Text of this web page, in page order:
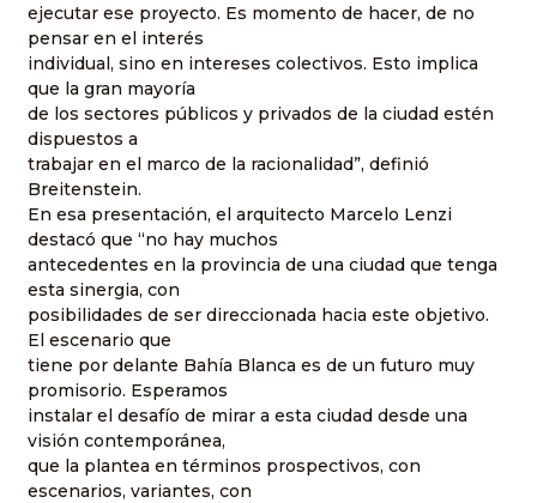
ejecutar ese proyecto. Es momento de hacer, de no
pensar en el interés
individual, sino en intereses colectivos. Esto implica
que la gran mayoría
de los sectores públicos y privados de la ciudad estén
dispuestos a
trabajar en el marco de la racionalidad”, definió
Breitenstein.
En esa presentación, el arquitecto Marcelo Lenzi
destacó que “no hay muchos
antecedentes en la provincia de una ciudad que tenga
esta sinergia, con
posibilidades de ser direccionada hacia este objetivo.
El escenario que
tiene por delante Bahía Blanca es de un futuro muy
promisorio. Esperamos
instalar el desafío de mirar a esta ciudad desde una
visión contemporánea,
que la plantea en términos prospectivos, con
escenarios, variantes, con